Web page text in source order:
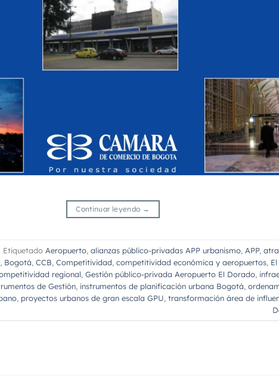
Continuar leyendo →
Etiquetado Aeropuerto alianzas público-privadas APP urbanismo APP,
Bogotá CCB Competitividad competitividad económica y aeropuertos
regional Gestión público-privada Aeropuerto El Dorado
de Gestión instrumentos de planificación urbana Bogotá
proyectos urbanos de gran escala GPU transformación área de